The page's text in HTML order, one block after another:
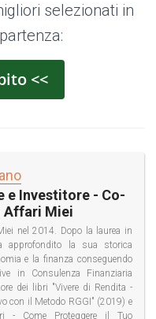
selezionati in
<<
e Investitore - Co-
Miei
nel 2014. Dopo la laurea in
approfondito la sua storica
e la finanza conseguendo
in Consulenza Finanziaria
dei libri "Vivere di Rendita -
con il Metodo RGGI" (2019) e
- Come Proteggere il Tuo